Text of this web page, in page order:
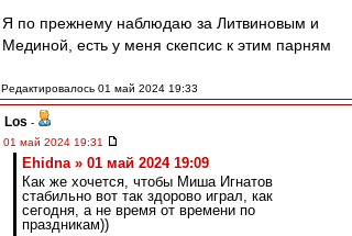
Я по прежнему наблюдаю за Литвиновым и
Мединой, есть у меня скепсис к этим парням
Редактировалось 01 май 2024 19:33
Los -
01 май 2024 19:31
Ehidna » 01 май 2024 19:09
Как же хочется, чтобы Миша Игнатов
стабильно вот так здорово играл, как
сегодня, а не время от времени по
праздникам))